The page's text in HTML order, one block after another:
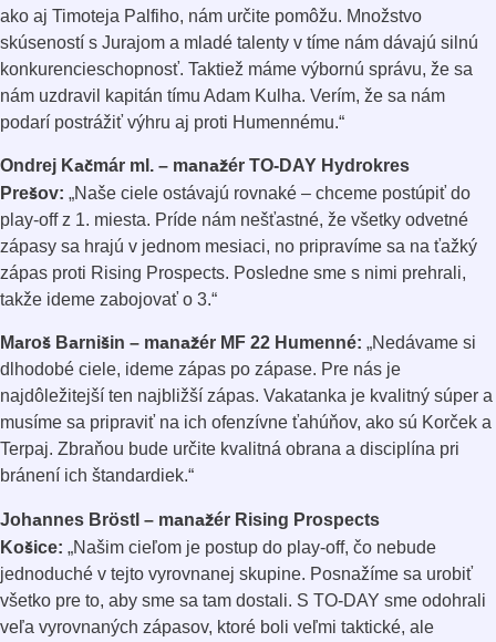
ako aj Timoteja Palfiho, nám určite pomôžu. Množstvo
skúseností s Jurajom a mladé talenty v tíme nám dávajú silnú
konkurencieschopnosť. Taktiež máme výbornú správu, že sa
nám uzdravil kapitán tímu Adam Kulha. Verím, že sa nám
podarí postrážiť výhru aj proti Humennému.“
Ondrej Kačmár ml. – manažér TO-DAY Hydrokres
Prešov: „Naše ciele ostávajú rovnaké – chceme postúpiť do
play-off z 1. miesta. Príde nám nešťastné, že všetky odvetné
zápasy sa hrajú v jednom mesiaci, no pripravíme sa na ťažký
zápas proti Rising Prospects. Posledne sme s nimi prehrali,
takže ideme zabojovať o 3.“
Maroš Barnišin – manažér MF 22 Humenné: „Nedávame si
dlhodobé ciele, ideme zápas po zápase. Pre nás je
najdôležitejší ten najbližší zápas. Vakatanka je kvalitný súper a
musíme sa pripraviť na ich ofenzívne ťahúňov, ako sú Korček a
Terpaj. Zbraňou bude určite kvalitná obrana a disciplína pri
bránení ich štandardiek.“
Johannes Bröstl – manažér Rising Prospects
Košice: „Našim cieľom je postup do play-off, čo nebude
jednoduché v tejto vyrovnanej skupine. Posnažíme sa urobiť
všetko pre to, aby sme sa tam dostali. S TO-DAY sme odohrali
veľa vyrovnaných zápasov, ktoré boli veľmi taktické, ale